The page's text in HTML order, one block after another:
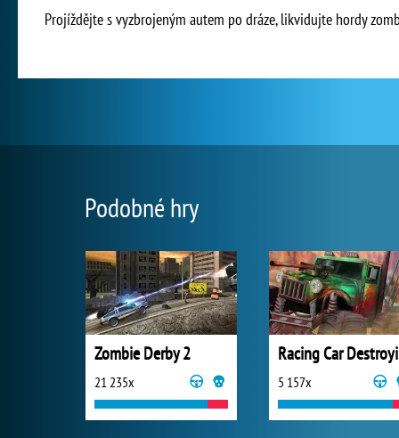
Projíždějte s vyzbrojeným autem po dráze, likvidujte hordy
Podobné hry
Zombie Derby 2
21 235x 5 157x